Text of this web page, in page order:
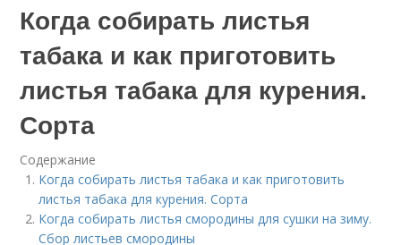
Когда собирать листья
табака и как приготовить
листья табака для курения.
Сорта
Содержание
Когда собирать листья табака и как приготовить
листья табака для курения. Сорта
Когда собирать листья смородины для сушки на зиму.
Сбор листьев смородины